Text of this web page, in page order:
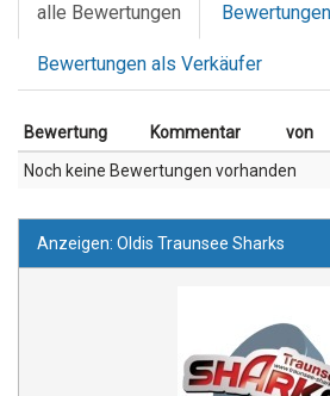
alle Bewertungen
Bewertungen als Verkäufer
Bewertung Kommentar von
Noch keine Bewertungen vorhanden
Anzeigen: Oldis Traunsee Sharks